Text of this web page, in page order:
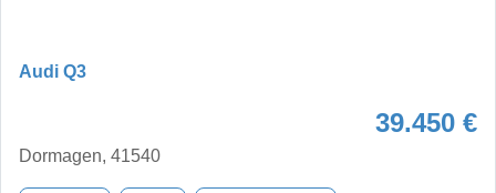
Audi Q3
39.450 €
Dormagen, 41540